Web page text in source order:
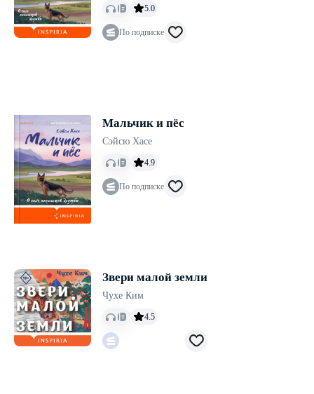
5.0
По подписке
Мальчик и пёс
Сэйсю Хасе
4.9
По подписке
Звери малой земли
Чухе Ким
4.5